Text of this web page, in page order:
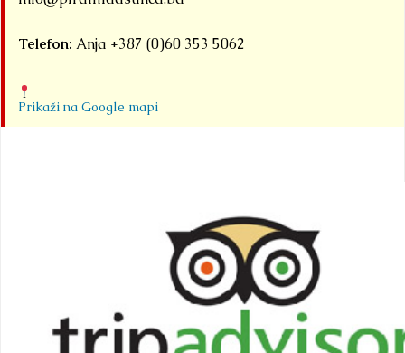
Telefon: Anja +387 (0)60 353 5062
Prikaži na Google mapi